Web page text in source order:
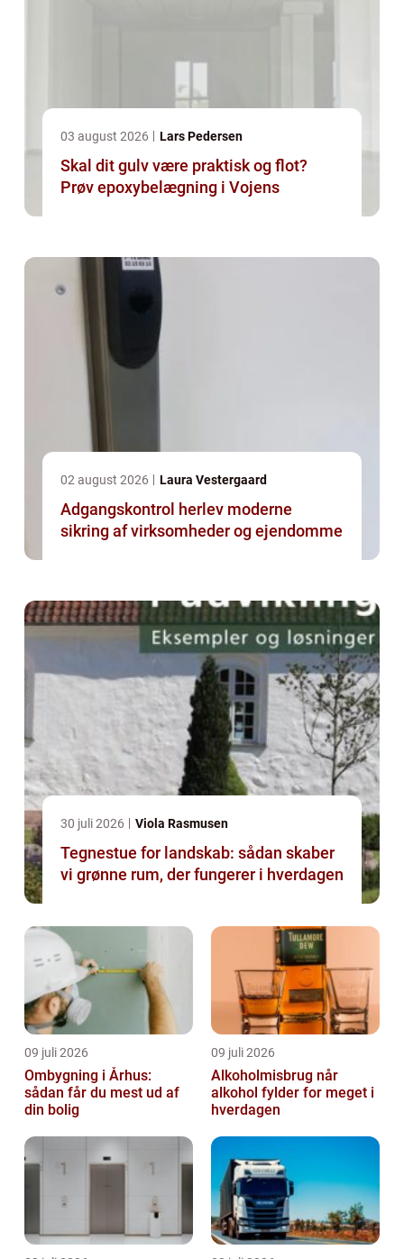
03 august 2026 Lars Pedersen
Skal dit gulv være praktisk og flot?
Prøv epoxybelægning i Vojens
02 august 2026 Laura Vestergaard
Adgangskontrol herlev moderne
sikring af virksomheder og ejendomme
30 juli 2026 Viola Rasmusen
Tegnestue for landskab: sådan skaber
vi grønne rum, der fungerer i hverdagen
09 juli 2026
Ombygning i Århus:
sådan får du mest ud af
din bolig
09 juli 2026
Alkoholmisbrug når
alkohol fylder for meget i
hverdagen